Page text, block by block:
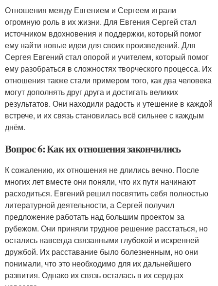
Отношения между Евгением и Сергеем играли
огромную роль в их жизни. Для Евгения Сергей стал
источником вдохновения и поддержки, который помог
ему найти новые идеи для своих произведений. Для
Сергея Евгений стал опорой и учителем, который помог
ему разобраться в сложностях творческого процесса. Их
отношения также стали примером того, как два человека
могут дополнять друг друга и достигать великих
результатов. Они находили радость и утешение в каждой
встрече, и их связь становилась всё сильнее с каждым
днём.
Вопрос 6: Как их отношения закончились
К сожалению, их отношения не длились вечно. После
многих лет вместе они поняли, что их пути начинают
расходиться. Евгений решил посвятить себя полностью
литературной деятельности, а Сергей получил
предложение работать над большим проектом за
рубежом. Они приняли трудное решение расстаться, но
остались навсегда связанными глубокой и искренней
дружбой. Их расставание было болезненным, но они
понимали, что это необходимо для их дальнейшего
развития. Однако их связь осталась в их сердцах